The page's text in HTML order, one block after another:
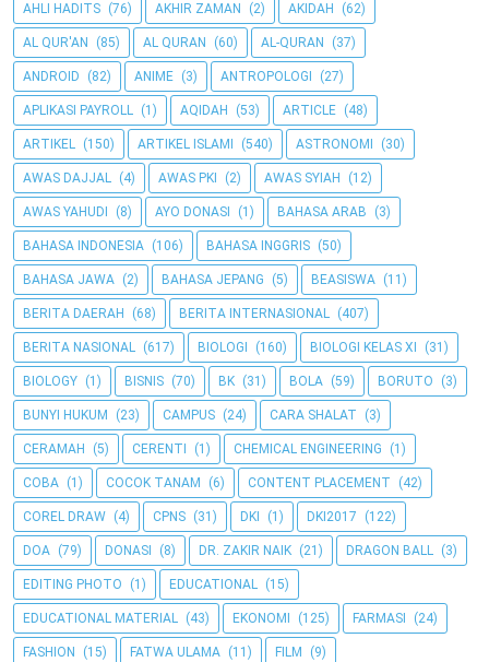
AHLI HADITS (76) AKHIR ZAMAN (2) AKIDAH (62)
AL QUR'AN (85) AL QURAN (60) AL-QURAN (37)
ANDROID (82) ANIME (3) ANTROPOLOGI (27)
APLIKASI PAYROLL (1) AQIDAH (53) ARTICLE (48)
ARTIKEL (150) ARTIKEL ISLAMI (540) ASTRONOMI (30)
AWAS DAJJAL (4) AWAS PKI (2) AWAS SYIAH (12)
AWAS YAHUDI (8) AYO DONASI (1) BAHASA ARAB (3)
BAHASA INDONESIA (106) BAHASA INGGRIS (50)
BAHASA JAWA (2) BAHASA JEPANG (5) BEASISWA (11)
BERITA DAERAH (68) BERITA INTERNASIONAL (407)
BERITA NASIONAL (617) BIOLOGI (160) BIOLOGI KELAS XI (31)
BIOLOGY (1) BISNIS (70) BK (31) BOLA (59) BORUTO (3)
BUNYI HUKUM (23) CAMPUS (24) CARA SHALAT (3)
CERAMAH (5) CERENTI (1) CHEMICAL ENGINEERING (1)
COBA (1) COCOK TANAM (6) CONTENT PLACEMENT (42)
COREL DRAW (4) CPNS (31) DKI (1) DKI2017 (122)
DOA (79) DONASI (8) DR. ZAKIR NAIK (21) DRAGON BALL (3)
EDITING PHOTO (1) EDUCATIONAL (15)
EDUCATIONAL MATERIAL (43) EKONOMI (125) FARMASI (24)
FASHION (15) FATWA ULAMA (11) FILM (9)